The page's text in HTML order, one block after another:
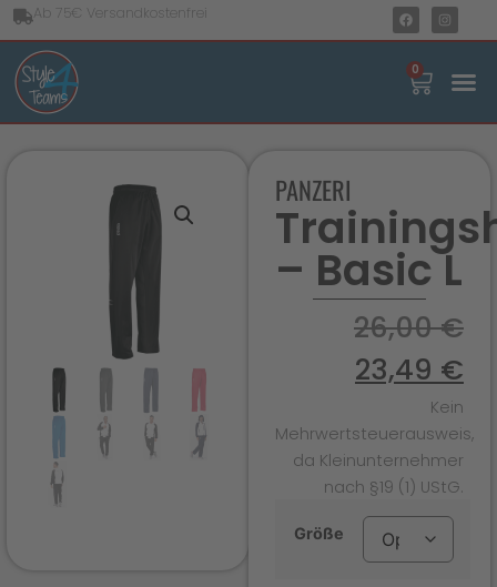
Ab 75€ Versandkostenfrei
0
PANZERI
– Basic L
26,00€
23,49 €
Kein
Mehrwertsteuerausweis,
da Kleinunternehmer
nach §19 (1) UStG.
Größe